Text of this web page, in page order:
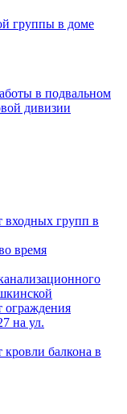
группы в доме
в подвальном
дивизии
групп в
время
на ул.
балкона в